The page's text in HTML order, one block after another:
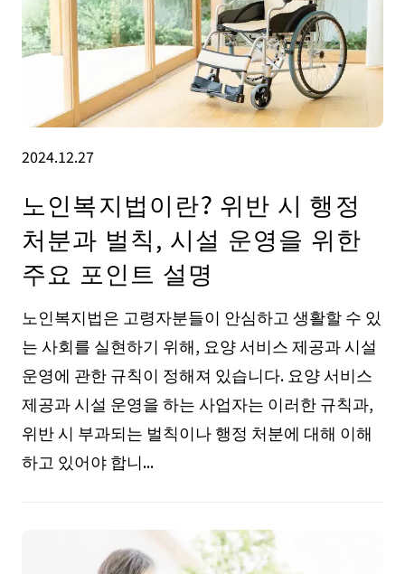
2024.12.27
노인복지법이란? 위반 시 행정
처분과 벌칙, 시설 운영을 위한
주요 포인트 설명
노인복지법은 고령자분들이 안심하고 생활할 수 있
는 사회를 실현하기 위해, 요양 서비스 제공과 시설
운영에 관한 규칙이 정해져 있습니다. 요양 서비스
제공과 시설 운영을 하는 사업자는 이러한 규칙과,
위반 시 부과되는 벌칙이나 행정 처분에 대해 이해
하고 있어야 합니...